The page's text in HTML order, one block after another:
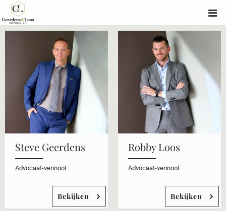
Steve Geerdens
Advocaat-vennoot
Bekijken
Robby Loos
Advocaat-vennoot
Bekijken